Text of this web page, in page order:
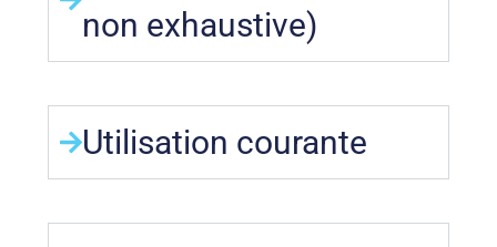
non exhaustive)
Utilisation courante